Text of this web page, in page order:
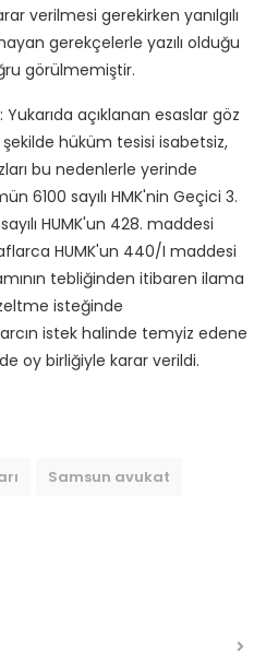
verilmesi gerekirken yanılgılı
gerekçelerle yazılı olduğu
görülmemiştir.
esaslar göz
şekilde hüküm tesisi isabetsiz,
bu nedenlerle yerinde
6100 sayılı HMK'nin Geçici 3.
HUMK'un 428. maddesi
HUMK'un 440/I maddesi
tebliğinden itibaren ilama
isteğinde
istek halinde temyiz edene
oy birliğiyle karar verildi.
Samsun avukat